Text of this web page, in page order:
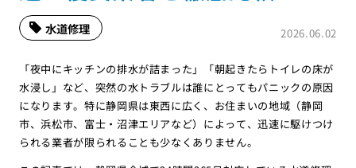
2026.06.02
水道修理
「夜中にキッチンの排水が詰まった」「朝起きたらトイレの床が
水浸し」など、突然の水トラブルは誰にとってもパニックの原因
になります。特に静岡県は東西に広く、お住まいの地域（静岡
市、浜松市、富士・沼津エリアなど）によって、迅速に駆けつけ
られる業者が限られることも少なくありません。